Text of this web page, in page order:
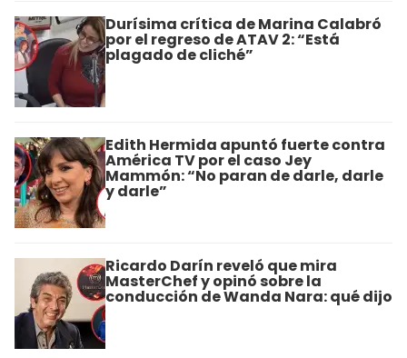
Durísima crítica de Marina Calabró
por el regreso de ATAV 2: “Está
plagado de cliché”
Edith Hermida apuntó fuerte contra
América TV por el caso Jey
Mammón: “No paran de darle, darle
y darle”
Ricardo Darín reveló que mira
MasterChef y opinó sobre la
conducción de Wanda Nara: qué dijo